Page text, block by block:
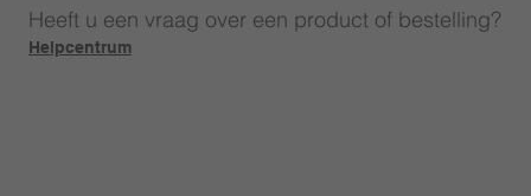
Heeft u een vraag over een product of bestelling?
Helpcentrum